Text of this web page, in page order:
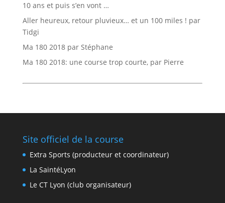
10 ans et puis s’en vont …
Aller heureux, retour pluvieux… et un 100 miles ! par
Tidgi
Ma 180 2018 par Stéphane
Ma 180 2018: une course trop courte, par Pierre
Site officiel de la course
Extra Sports (producteur et coordinateur)
La SaintéLyon
Le CT Lyon (club organisateur)